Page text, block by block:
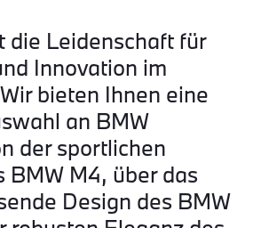
die Leidenschaft für
Innovation im
bieten Ihnen eine
an BMW
der sportlichen
BMW M4, über das
Design des BMW